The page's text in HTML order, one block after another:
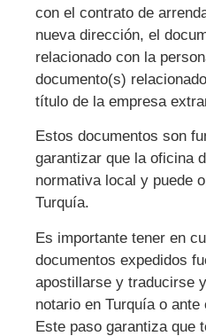
con el contrato de
nueva dirección, el
relacionado con la
documento(s)
título de la empresa
Estos documentos son
garantizar que la oficina
normativa local y puede
Turquía.
Es importante tener en
documentos expedidos
apostillarse y traducirse
notario en Turquía o
Este paso garantiza que